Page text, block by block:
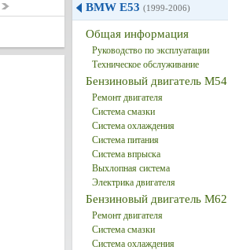
BMW E53 (1999-2006)
Общая информация
Руководство по эксплуатации
Техническое обслуживание
Бензиновый двигатель M54
Ремонт двигателя
Система смазки
Система охлаждения
Система питания
Система впрыска
Выхлопная система
Электрика двигателя
Бензиновый двигатель M62
Ремонт двигателя
Система смазки
Система охлаждения